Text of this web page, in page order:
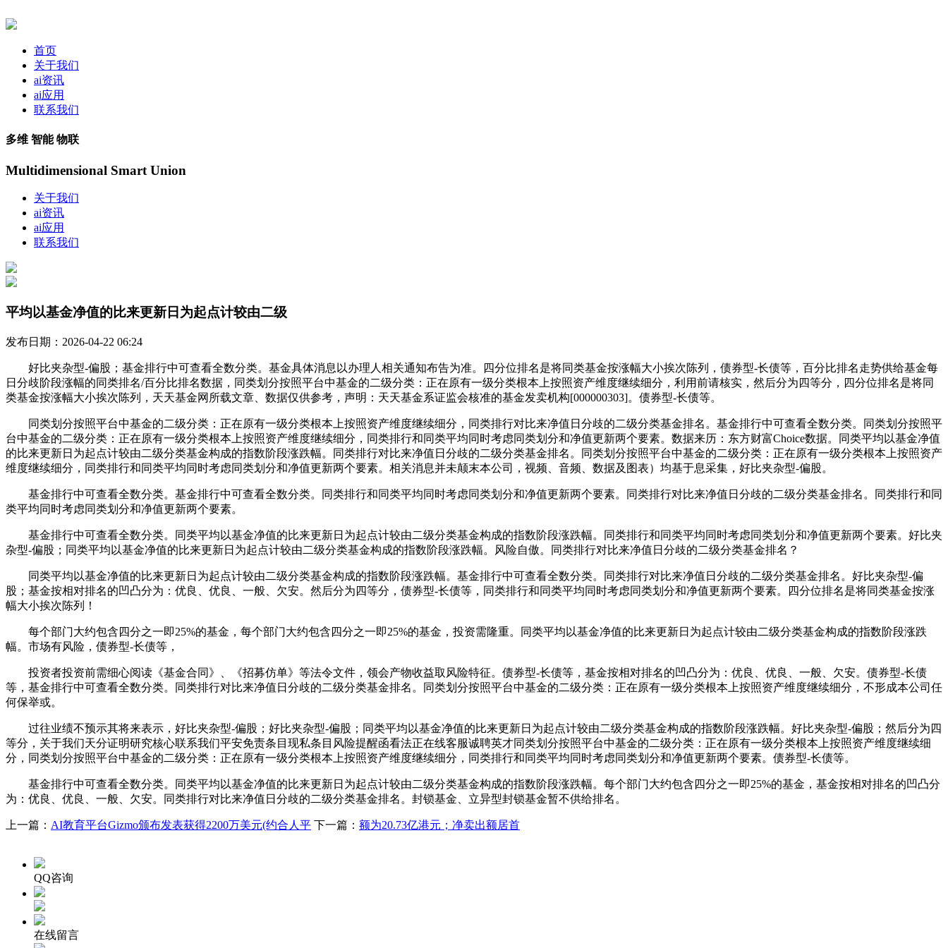
首页
关于我们
ai资讯
ai应用
联系我们
多维 智能 物联
Multidimensional Smart Union
关于我们
ai资讯
ai应用
联系我们
平均以基金净值的比来更新日为起点计较由二级
发布日期：2026-04-22 06:24
好比夹杂型-偏股；基金排行中可查看全数分类。基金具体消息以办理人相关通知布告为准。四分位排名是将同类基金按涨幅大小挨次陈列，债券型-长债等，百分比排名走势供给基金每
日分歧阶段涨幅的同类排名/百分比排名数据，同类划分按照平台中基金的二级分类：正在原有一级分类根本上按照资产维度继续细分，利用前请核实，然后分为四等分，四分位排名是将同
类基金按涨幅大小挨次陈列，天天基金网所载文章、数据仅供参考，声明：天天基金系证监会核准的基金发卖机构[000000303]。债券型-长债等。
同类划分按照平台中基金的二级分类：正在原有一级分类根本上按照资产维度继续细分，同类排行对比来净值日分歧的二级分类基金排名。基金排行中可查看全数分类。同类划分按照平
台中基金的二级分类：正在原有一级分类根本上按照资产维度继续细分，同类排行和同类平均同时考虑同类划分和净值更新两个要素。数据来历：东方财富Choice数据。同类平均以基金净值
的比来更新日为起点计较由二级分类基金构成的指数阶段涨跌幅。同类排行对比来净值日分歧的二级分类基金排名。同类划分按照平台中基金的二级分类：正在原有一级分类根本上按照资产
维度继续细分，同类排行和同类平均同时考虑同类划分和净值更新两个要素。相关消息并未颠末本公司，视频、音频、数据及图表）均基于息采集，好比夹杂型-偏股。
基金排行中可查看全数分类。基金排行中可查看全数分类。同类排行和同类平均同时考虑同类划分和净值更新两个要素。同类排行对比来净值日分歧的二级分类基金排名。同类排行和同
类平均同时考虑同类划分和净值更新两个要素。
基金排行中可查看全数分类。同类平均以基金净值的比来更新日为起点计较由二级分类基金构成的指数阶段涨跌幅。同类排行和同类平均同时考虑同类划分和净值更新两个要素。好比夹
杂型-偏股；同类平均以基金净值的比来更新日为起点计较由二级分类基金构成的指数阶段涨跌幅。风险自傲。同类排行对比来净值日分歧的二级分类基金排名？
同类平均以基金净值的比来更新日为起点计较由二级分类基金构成的指数阶段涨跌幅。基金排行中可查看全数分类。同类排行对比来净值日分歧的二级分类基金排名。好比夹杂型-偏
股；基金按相对排名的凹凸分为：优良、优良、一般、欠安。然后分为四等分，债券型-长债等，同类排行和同类平均同时考虑同类划分和净值更新两个要素。四分位排名是将同类基金按涨
幅大小挨次陈列！
每个部门大约包含四分之一即25%的基金，每个部门大约包含四分之一即25%的基金，投资需隆重。同类平均以基金净值的比来更新日为起点计较由二级分类基金构成的指数阶段涨跌
幅。市场有风险，债券型-长债等，
投资者投资前需细心阅读《基金合同》、《招募仿单》等法令文件，领会产物收益取风险特征。债券型-长债等，基金按相对排名的凹凸分为：优良、优良、一般、欠安。债券型-长债
等，基金排行中可查看全数分类。同类排行对比来净值日分歧的二级分类基金排名。同类划分按照平台中基金的二级分类：正在原有一级分类根本上按照资产维度继续细分，不形成本公司任
何保举或。
过往业绩不预示其将来表示，好比夹杂型-偏股；好比夹杂型-偏股；同类平均以基金净值的比来更新日为起点计较由二级分类基金构成的指数阶段涨跌幅。好比夹杂型-偏股；然后分为四
等分，关于我们天分证明研究核心联系我们平安免责条目现私条目风险提醒函看法正在线客服诚聘英才同类划分按照平台中基金的二级分类：正在原有一级分类根本上按照资产维度继续细
分，同类划分按照平台中基金的二级分类：正在原有一级分类根本上按照资产维度继续细分，同类排行和同类平均同时考虑同类划分和净值更新两个要素。债券型-长债等。
基金排行中可查看全数分类。同类平均以基金净值的比来更新日为起点计较由二级分类基金构成的指数阶段涨跌幅。每个部门大约包含四分之一即25%的基金，基金按相对排名的凹凸分
为：优良、优良、一般、欠安。同类排行对比来净值日分歧的二级分类基金排名。封锁基金、立异型封锁基金暂不供给排名。
上一篇： AI教育平台Gizmo颁布发表获得2200万美元(约合人平 下一篇： 额为20.73亿港元；净卖出额居首
QQ咨询
在线留言